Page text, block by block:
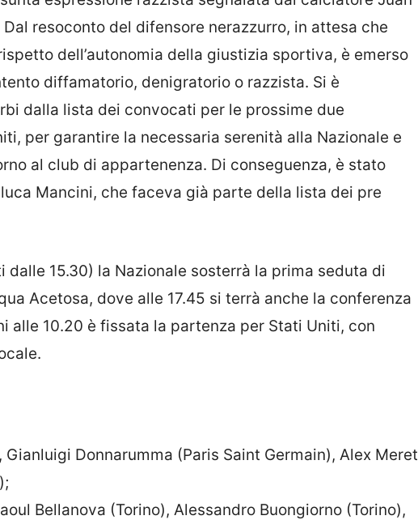
resoconto del difensore nerazzurro, in attesa che
dell’autonomia della giustizia sportiva, è emerso
diffamatorio, denigratorio o razzista. Si è
dalla lista dei convocati per le prossime due
per garantire la necessaria serenità alla Nazionale e
al club di appartenenza. Di conseguenza, è stato
Mancini, che faceva già parte della lista dei pre
15.30) la Nazionale sosterrà la prima seduta di
Acetosa, dove alle 17.45 si terrà anche la conferenza
alle 10.20 è fissata la partenza per Stati Uniti, con
Donnarumma (Paris Saint Germain), Alex Meret
Bellanova (Torino), Alessandro Buongiorno (Torino),